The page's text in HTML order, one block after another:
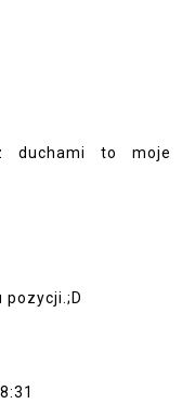
duchami to moje